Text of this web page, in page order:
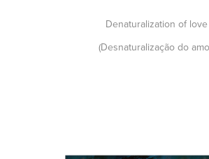
Denaturalization of love
(Desnaturalização do